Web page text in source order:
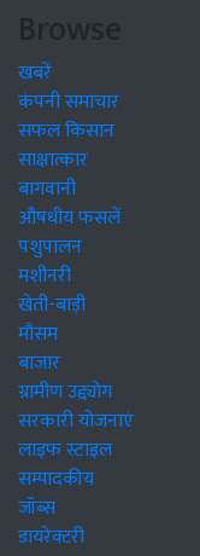
Browse
खबरें
कंपनी समाचार
सफल किसान
साक्षात्कार
बागवानी
औषधीय फसलें
पशुपालन
मशीनरी
खेती-बाड़ी
मौसम
बाजार
ग्रामीण उद्द्योग
सरकारी योजनाएं
लाइफ स्टाइल
सम्पादकीय
जॉब्स
डायरेक्टरी